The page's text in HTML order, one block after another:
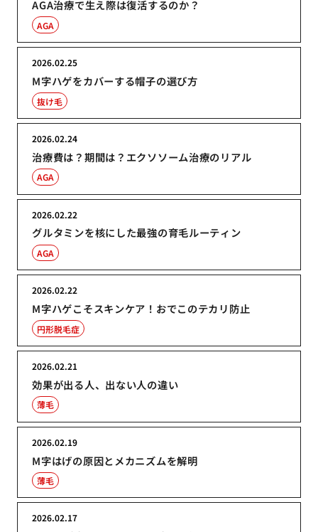
AGA治療で生え際は復活するのか？
AGA
M字ハゲをカバーする帽子の選び方
2026.02.25
抜け毛
治療費は？期間は？エクソソーム治療のリアル
2026.02.24
AGA
グルタミンを核にした最強の育毛ルーティン
2026.02.22
AGA
M字ハゲこそスキンケア！おでこのテカリ防止
2026.02.22
円形脱毛症
効果が出る人、出ない人の違い
2026.02.21
薄毛
M字はげの原因とメカニズムを解明
2026.02.19
薄毛
2026.02.17